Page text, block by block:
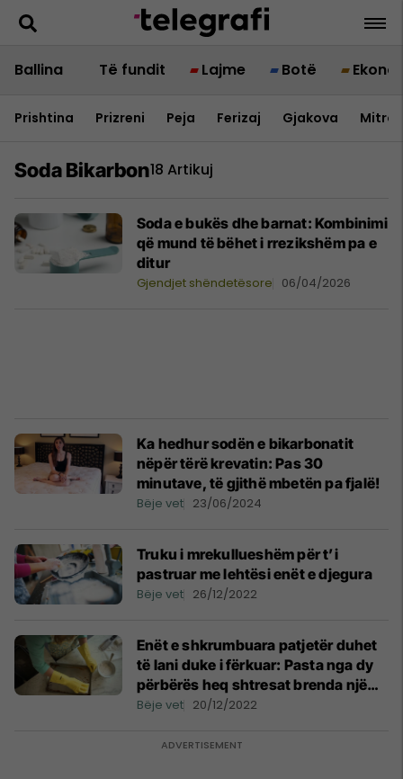
Ballina Të fundit Lajme Botë
Prishtina Prizreni Peja Ferizaj Gjakova
Soda Bikarbon18 Artikuj
Soda e bukës dhe barnat: Kombinimi
që mund të bëhet i rrezikshëm pa e
ditur
Gjendjet shëndetësore 06/04/2026
Ka hedhur sodën e bikarbonatit
nëpër tërë krevatin: Pas 30
minutave, të gjithë mbetën pa fjalë!
Bëje vet 23/06/2024
Truku i mrekullueshëm për t’i
pastruar me lehtësi enët e djegura
Bëje vet 26/12/2022
Enët e shkrumbuara patjetër duhet
të lani duke i fërkuar: Pasta nga dy
përbërës heq shtresat brenda një
minute!
Bëje vet 20/12/2022